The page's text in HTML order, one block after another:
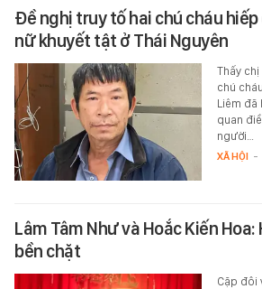
Đề nghị truy tố hai chú cháu
nữ khuyết tật ở Thái Nguyên
Thấy
chú
Liêm đã
quan
người…
XÃ HỘI -
Lâm Tâm Như và Hoắc Kiến Hoa:
bền chặt
Cặp đôi